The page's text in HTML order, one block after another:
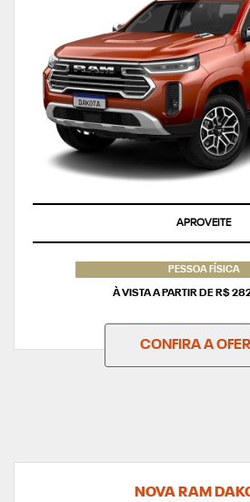
APROVEITE
PESSOA FÍSICA
À VISTA A PARTIR DE R$
CONFIRA A
NOVA RAM